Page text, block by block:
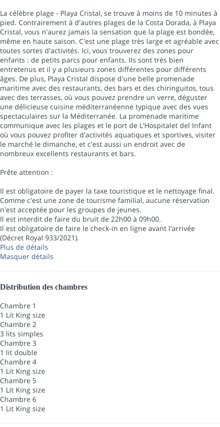
La célèbre plage - Playa Cristal, se trouve à moins de 10 minutes à
pied. Contrairement à d'autres plages de la Costa Dorada, à Playa
Cristal, vous n'aurez jamais la sensation que la plage est bondée,
même en haute saison. C'est une plage très large et agréable avec
toutes sortes d'activités. Ici, vous trouverez des zones pour
enfants : de petits parcs pour enfants. Ils sont très bien
entretenus et il y a plusieurs zones différentes pour différents
âges. De plus, Playa Cristal dispose d'une belle promenade
maritime avec des restaurants, des bars et des chiringuitos, tous
avec des terrasses, où vous pouvez prendre un verre, déguster
une délicieuse cuisine méditerranéenne typique avec des vues
spectaculaires sur la Méditerranée. La promenade maritime
communique avec les plages et le port de L'Hospitalet del Infant
où vous pouvez profiter d'activités aquatiques et sportives, visiter
le marché le dimanche, et c'est aussi un endroit avec de
nombreux excellents restaurants et bars.
Prête attention :
Il est obligatoire de payer la taxe touristique et le nettoyage final.
Comme c'est une zone de tourisme familial, aucune réservation
n'est acceptée pour les groupes de jeunes.
Il est interdit de faire du bruit de 22h00 à 09h00.
Il est obligatoire de faire le check-in en ligne avant l'arrivée
(Décret Royal 933/2021).
Plus de détails
Masquer détails
Distribution des chambres
Chambre 1
1 Lit King size
Chambre 2
3 lits simples
Chambre 3
1 lit double
Chambre 4
1 Lit King size
Chambre 5
1 Lit King size
Chambre 6
1 Lit King size